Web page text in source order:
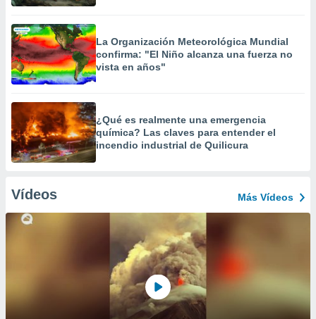
La Organización Meteorológica Mundial
confirma: "El Niño alcanza una fuerza no
vista en años"
¿Qué es realmente una emergencia
química? Las claves para entender el
incendio industrial de Quilicura
Vídeos Más Vídeos